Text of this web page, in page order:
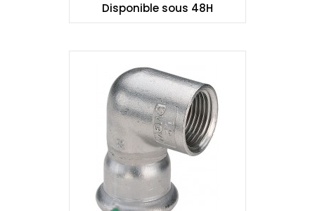
Disponible sous 48H